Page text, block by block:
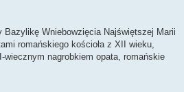
Wniebowzięcia Najświętszej Marii
romańskiego kościoła z XII wieku,
nagrobkiem opata, romańskie